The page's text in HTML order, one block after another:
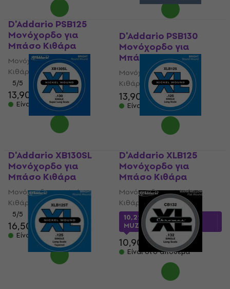
D'Addario PSB125
Μονόχορδο για
Μπάσο Κιθάρα
Μονόχορδο για Μπάσο
Κιθάρα
5/5
13,90 €
Είναι στο απόθεμα
D'Addario PSB130
Μονόχορδο για
Μπάσο Κιθάρα
Μονόχορδο για Μπάσο
Κιθάρα
13,90 €
Είναι στο απόθεμα
D'Addario XB130SL
Μονόχορδο για
Μπάσο Κιθάρα
Μονόχορδο για Μπάσο
Κιθάρα
5/5
16,50 €
Είναι στο απόθεμα
D'Addario XLB125
Μονόχορδο για
Μπάσο Κιθάρα
Μονόχορδο για Μπάσο
Κιθάρα
10,22 €με κωδικό
MUZMUZ-5
10,90 €
Είναι στο απόθεμα